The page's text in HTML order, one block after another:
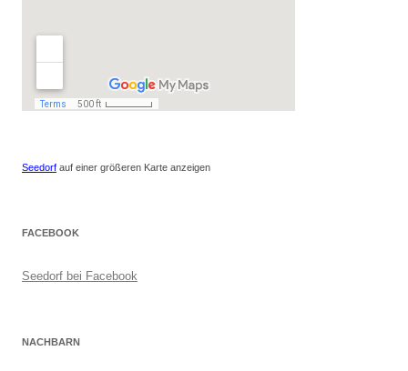
Seedorf auf einer größeren Karte anzeigen
FACEBOOK
Seedorf bei Facebook
NACHBARN